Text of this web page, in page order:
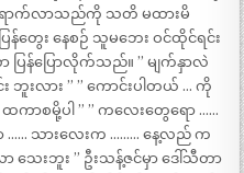
ရောက်လာသည်ကို သတိ မထားမိ
ြန်တွေး နေစဉ် သူမဘေး ဝင်ထိုင်ရင်း
ပြန်ပြောလိုက်သည်။ ” မျက်နှာလဲ
း ဘူးလား ” ” ကောင်းပါတယ် … ကို
ကာစမို့ပါ ” ” ကလေးတွေရော ……
…… သားလေးက ……… နေ့လည် က
ေးဘူး ” ဦးသန့်ဇင်မှာ ဒေါ်သီတာ